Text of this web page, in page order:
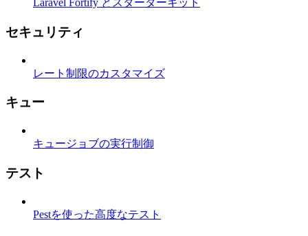
Laravel Fortify とスターターキット
セキュリティ
レート制限のカスタマイズ
キュー
キュージョブの実行制御
テスト
Pestを使った高度なテスト